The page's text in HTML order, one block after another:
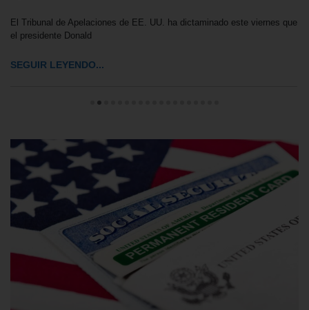
El Tribunal de Apelaciones de EE. UU. ha dictaminado este viernes que
el presidente Donald
SEGUIR LEYENDO...